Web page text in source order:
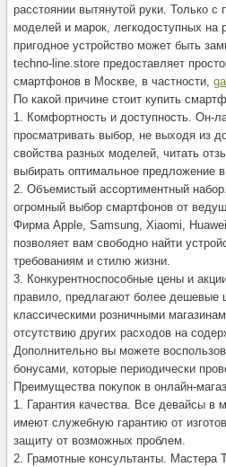
расстоянии вытянутой руки. Только с
моделей и марок, легкодоступных на
пригодное устройство может быть
techno-line.store предоставляет
смартфонов в Москве, в частности,
По какой причине стоит купить
1. Комфортность и доступность. Он-
просматривать выбор, не выходя из
свойства разных моделей, читать
выбирать оптимальное предложение
2. Объемистый ассортиментный
огромный выбор смартфонов от
Фирма Apple, Samsung, Xiaomi,
позволяет вам свободно найти
требованиям и стилю жизни.
3. Конкурентноспособные цены и
правило, предлагают более дешевые
классическими розничными
отсутствию других расходов на
Дополнительно вы можете
бонусами, которые периодически
Преимущества покупок в онлайн-
1. Гарантия качества. Все девайсы в
имеют служебную гарантию от
защиту от возможных проблем.
2. Грамотные консультанты. Мастера